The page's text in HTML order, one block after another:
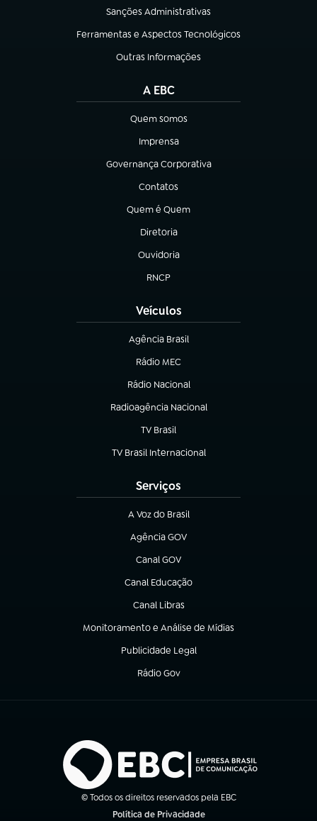
Sanções Administrativas
(abre em nova aba)
Ferramentas e Aspectos Tecnológicos
(abre em nova aba)
Outras Informações
(abre em nova aba)
A EBC
Quem somos
(abre em nova aba)
Imprensa
(abre em nova aba)
Governança Corporativa
(abre em nova aba)
Contatos
(abre em nova aba)
Quem é Quem
(abre em nova aba)
Diretoria
(abre em nova aba)
Ouvidoria
(abre em nova aba)
RNCP
(abre em nova aba)
Veículos
Agência Brasil
(abre em nova aba)
Rádio MEC
(abre em nova aba)
Rádio Nacional
Radioagência Nacional
(abre em nova aba)
TV Brasil
(abre em nova aba)
TV Brasil Internacional
(abre em nova aba)
Serviços
A Voz do Brasil
(abre em nova aba)
Agência GOV
(abre em nova aba)
Canal GOV
(abre em nova aba)
Canal Educação
(abre em nova aba)
Canal Libras
(abre em nova aba)
Monitoramento e Análise de Mídias
(abre em nova aba)
Publicidade Legal
(abre em nova aba)
Rádio Gov
(abre em nova aba)
© Todos os direitos reservados pela EBC
Política de Privacidade